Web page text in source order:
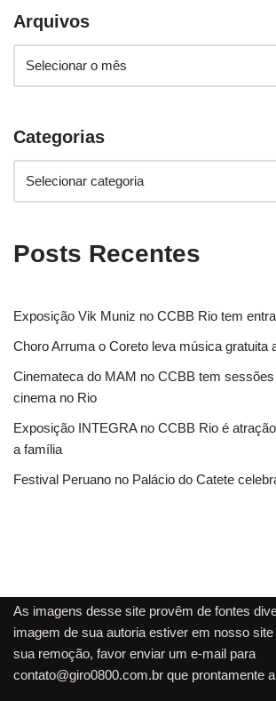
Arquivos
Categorias
Posts Recentes
Exposição Vik Muniz no CCBB Rio tem
Choro Arruma o Coreto leva música gratuita
Cinemateca do MAM no CCBB tem
cinema no Rio
Exposição INTEGRA no CCBB Rio é
a família
Festival Peruano no Palácio do Catete
As imagens desse site provêm de fontes
imagem de sua autoria estiver em nosso
sua remoção, favor enviar um e-mail para
contato@giro0800.com.br que prontamente